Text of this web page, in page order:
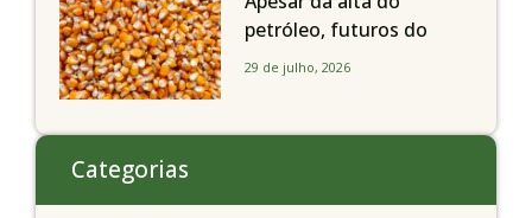
petróleo, futuros do
milho recuam em
29 de julho, 2026
Categorias